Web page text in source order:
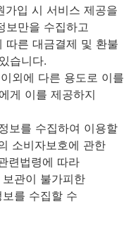
가입 시 서비스 제공을
보만을 수집하고
따른 대금결제 및 환불
습니다.
외에 다른 용도로 이를
게 이를 제공하지
보를 수집하여 이용할
소비자보호에 관한
련법령에 따라
관이 불가피한
를 수집할 수